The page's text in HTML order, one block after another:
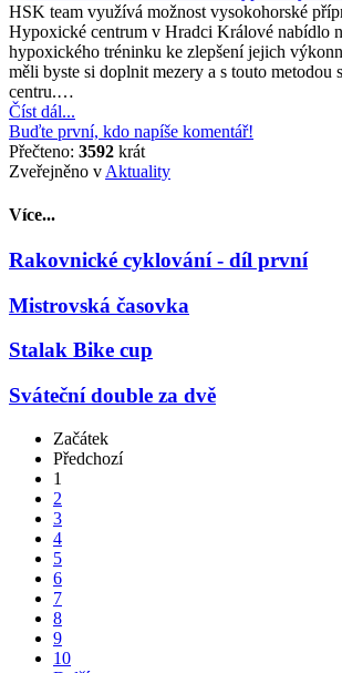
HSK team využívá možnost vysokohorské
Hypoxické centrum v Hradci Králové nabídlo
hypoxického tréninku ke zlepšení jejich
měli byste si doplnit mezery a s touto
centru.…
Číst dál...
Buďte první, kdo napíše komentář!
Přečteno: 3592 krát
Zveřejněno v Aktuality
Více...
Rakovnické cyklování - díl první
Mistrovská časovka
Stalak Bike cup
Sváteční double za dvě
Začátek
Předchozí
1
2
3
4
5
6
7
8
9
10